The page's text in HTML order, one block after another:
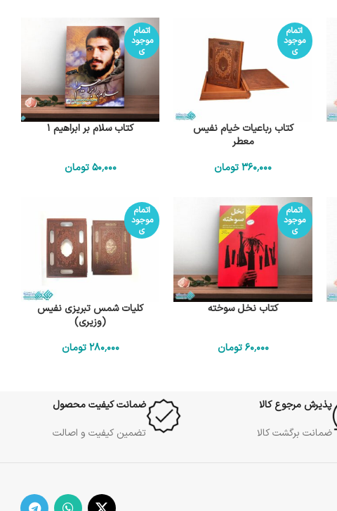
اتمام
موجود
ی
کتاب رباعیات خیام نفیس
معطر
360٬000تومان
اتمام
موجود
ی
کتاب سلام بر ابراهیم 1
50٬000 تومان
اتمام
موجود
ی
کتاب نخل سوخته
60٬000 تومان
اتمام
موجود
ی
کلیات شمس تبریزی نفیس
(وزیری)
280٬000 تومان
پذیرش مرجوع کالا
ضمانت برگشت کالا
ضمانت کیفیت محصول
تضمین کیفیت و اصالت